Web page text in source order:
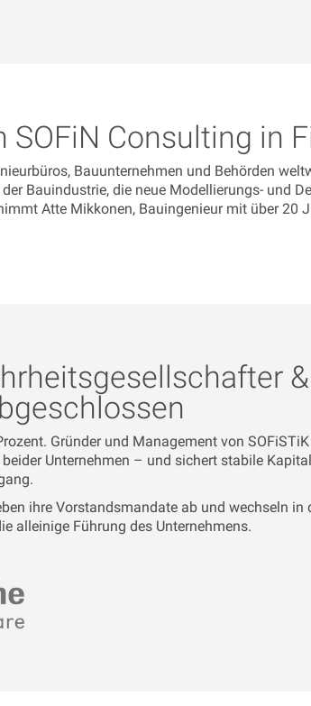
Consulting in
Bauunternehmen und Behörden
Bauindustrie, die neue Modellierungs- und
Atte Mikkonen, Bauingenieur mit über 20
&
Gründer und Management von
Unternehmen – und sichert stabile
ihre Vorstandsmandate ab und wechseln in
alleinige Führung des Unternehmens.